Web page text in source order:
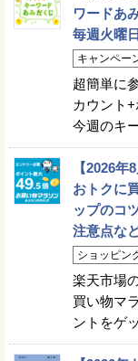
ワードあ
毎週火曜
キャンペー
超簡単に
カウント
今週のキ
【2026
おトクに
ップのコ
注意点な
ショッピン
楽天市場
買い物マ
ントをゲ